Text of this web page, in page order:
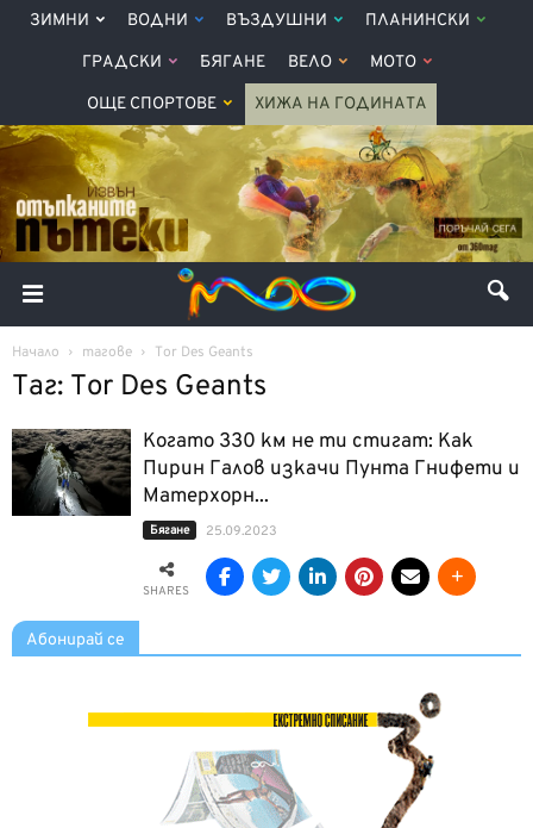
ЗИМНИ ВОДНИ ВЪЗДУШНИ ПЛАНИНСКИ
ГРАДСКИ БЯГАНЕ ВЕЛО МОТО
ОЩЕ СПОРТОВЕ ХИЖА НА ГОДИНАТА
Начало тагове Tor Des Geants
Таг: Tor Des Geants
Когато 330 км не ти стигат: Как
Пирин Галов изкачи Пунта Гнифети и
Матерхорн...
Бягане 25.09.2023
SHARES
Абонирай се